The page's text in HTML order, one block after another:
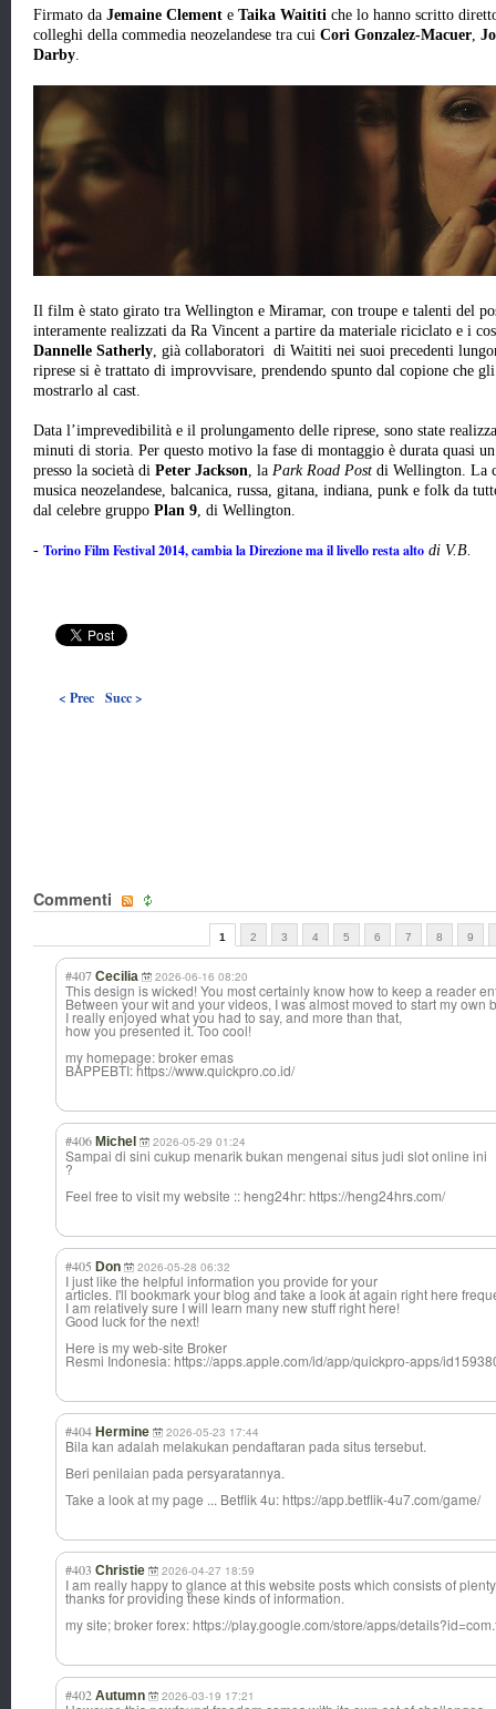
Firmato da Jemaine Clement e Taika Waititi che lo hanno scritto
colleghi della commedia neozelandese tra cui Cori Gonzalez-Macuer,
Darby.
Il film è stato girato tra Wellington e Miramar, con troupe e talenti del
interamente realizzati da Ra Vincent a partire da materiale riciclato e i
Dannelle Satherly, già collaboratori di Waititi nei suoi precedenti
riprese si è trattato di improvvisare, prendendo spunto dal copione che
mostrarlo al cast.
Data l’imprevedibilità e il prolungamento delle riprese, sono state
minuti di storia. Per questo motivo la fase di montaggio è durata quasi
presso la società di Peter Jackson, la Park Road Post di Wellington. La
musica neozelandese, balcanica, russa, gitana, indiana, punk e folk da
dal celebre gruppo Plan 9, di Wellington.
- Torino Film Festival 2014, cambia la Direzione ma il livello resta alto di V.B.
< Prec Succ >
Commenti
1 2 3 4 5 6 7 8 9
#407 Cecilia 2026-06-16 08:20
This design is wicked! You most certainly know how to keep a reader
Between your wit and your videos, I was almost moved to start my
I really enjoyed what you had to say, and more than that,
how you presented it. Too cool!
my homepage: broker emas
BAPPEBTI: https://www.quickpro.co.id/
#406 Michel 2026-05-29 01:24
Sampai di sini cukup menarik bukan mengenai situs judi slot online ini
?
Feel free to visit my website :: heng24hr: https://heng24hrs.com/
#405 Don 2026-05-28 06:32
I just like the helpful information you provide for your
articles. I'll bookmark your blog and take a look at again right here
I am relatively sure I will learn many new stuff right here!
Good luck for the next!
Here is my web-site Broker
Resmi Indonesia: https://apps.apple.com/id/app/quickpro-apps/
#404 Hermine 2026-05-23 17:44
Bila kan adalah melakukan pendaftaran pada situs tersebut.
Beri penilaian pada persyaratannya.
Take a look at my page ... Betflik 4u: https://app.betflik-4u7.com/game/
#403 Christie 2026-04-27 18:59
I am really happy to glance at this website posts which consists of
thanks for providing these kinds of information.
my site; broker forex: https://play.google.com/store/apps/
#402 Autumn 2026-03-19 17:21